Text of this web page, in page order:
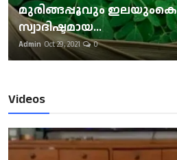
മുരിങ്ങപ്പൂവും
സ്വാദിഷ്ടമായ...
Admin Oct 29, 2021 0
Videos